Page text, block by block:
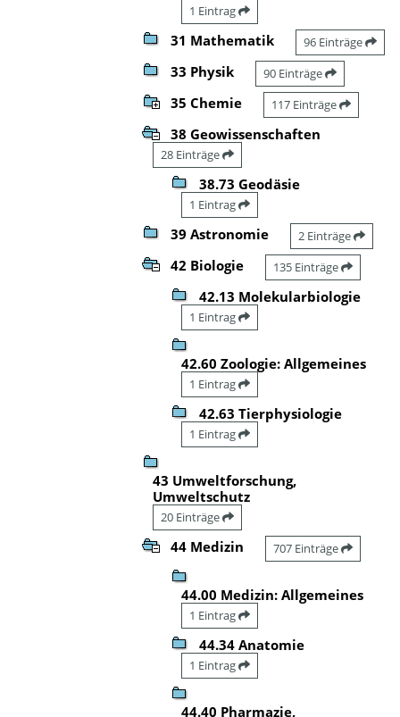
1 Eintrag
31 Mathematik 96 Einträge
33 Physik 90 Einträge
35 Chemie 117 Einträge
38 Geowissenschaften
28 Einträge
38.73 Geodäsie
1 Eintrag
39 Astronomie 2 Einträge
42 Biologie 135 Einträge
42.13 Molekularbiologie
1 Eintrag
42.60 Zoologie: Allgemeines
1 Eintrag
42.63 Tierphysiologie
1 Eintrag
43 Umweltforschung,
Umweltschutz
20 Einträge
44 Medizin 707 Einträge
44.00 Medizin: Allgemeines
1 Eintrag
44.34 Anatomie
1 Eintrag
44.40 Pharmazie,